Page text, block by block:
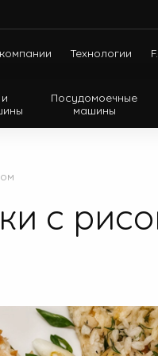
Технологии
Посудомоечные
машины
Холодильники с
с